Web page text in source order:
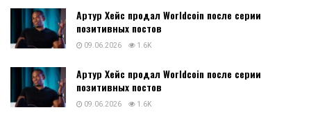
Артур Хейс продал Worldcoin после серии
позитивных постов
09.06.2026 1.6K
Артур Хейс продал Worldcoin после серии
позитивных постов
09.06.2026 1.6K